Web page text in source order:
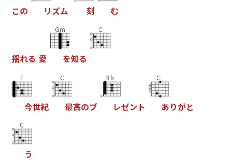
この リ ズム 刻 む
揺れる 愛
Gm
を知る
C
F
今世紀
C
最高のプ
B♭
レゼン ト
G
あ りがと
C
う